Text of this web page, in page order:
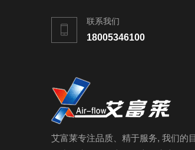
联系我们
18005346100
艾富莱专注品质、精于服务, 我们的